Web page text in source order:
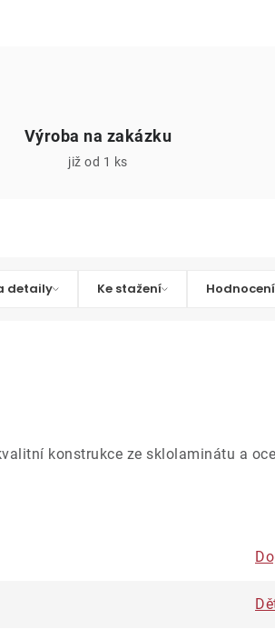
Výroba na zakázku
již od 1 ks
detaily Ke stažení
konstrukce ze sklolaminátu a